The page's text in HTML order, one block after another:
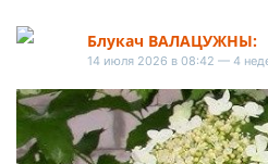
Блукач ВАЛАЦУЖНЫ:
14 июля 2026 в 08:42 — 4